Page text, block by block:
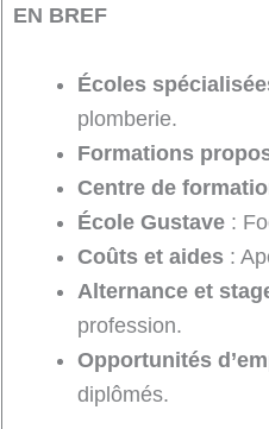
EN BREF
Écoles
plomberie.
Formations
Centre de
École Gustave :
Coûts et aides :
Alternance et
profession.
Opportunités
diplômés.